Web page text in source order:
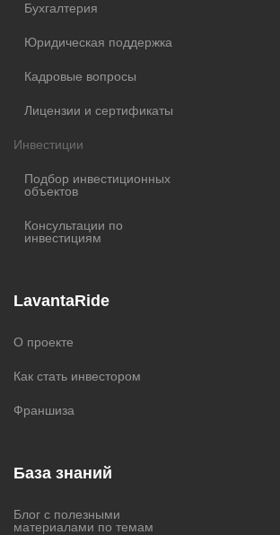
Бухгалтерия
Юридическая поддержка
Кадровые вопросы
Лицензии и сертификаты
Инвестиции
Подбор инвестиционных
объектов
Консультации по
инвестициям
LavantaRide
О проекте
Как стать инвестором
Франшиза
База знаний
Блог с полезными
материалами по темам